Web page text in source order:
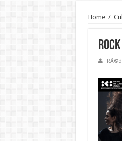
Home /